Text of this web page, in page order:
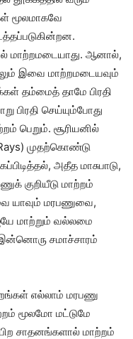
மூலமாகவே
மாற்றமடையாது. ஆனால்,
இவை மாற்றமடையவும்
தம்மைத் தாமே பிரதி
பிரதி செய்யும்போது
பெறும். சூரியனில்
முதற்கொண்டு
அதீத மாசுபாடு,
குறியீடு மாற்றம்
யாவும் மரபணுவை,
மாற்றும் வல்லமை
சமாச்சாரம்
எல்லாம் மரபணு
மூலமோ மட்டுமே
சாதனங்களால் மாற்றம்